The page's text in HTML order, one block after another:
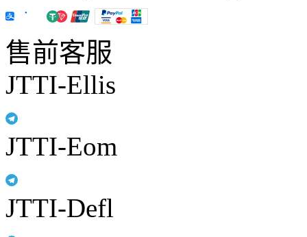
售前客服
JTTI-Ellis
JTTI-Eom
JTTI-Defl